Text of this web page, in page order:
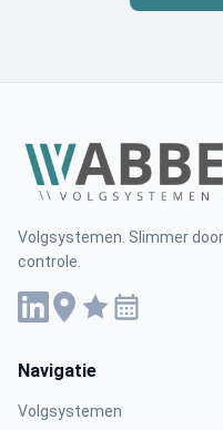
Volgsystemen. Slimmer
controle.
Navigatie
Volgsystemen